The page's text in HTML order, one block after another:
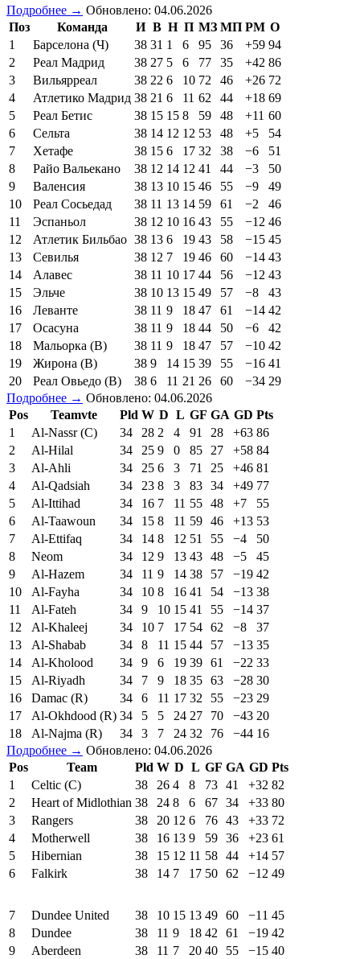
Подробнее → Обновлено: 04.06.2026
Поз
Команда И В Н П МЗ МП РМ О
1
Барселона (Ч) 38 31 1 6 95 36 +59 94
2
Реал Мадрид 38 27 5 6 77 35 +42 86
3
Вильярреал 38 22 6 10 72 46 +26 72
4
Атлетико Мадрид 38 21 6 11 62 44 +18 69
5
Реал Бетис 38 15 15 8 59 48 +11 60
6
Сельта 38 14 12 12 53 48 +5
54
7
Хетафе 38 15 6 17 32 38 −6
51
8
Райо Вальекано 38 12 14 12 41 44 −3
50
9
Валенсия 38 13 10 15 46 55 −9
49
10
Реал Сосьедад 38 11 13 14 59 61 −2
46
11
Эспаньол 38 12 10 16 43 55 −12 46
12
Атлетик Бильбао 38 13 6 19 43 58 −15 45
13
Севилья 38 12 7 19 46 60 −14 43
14
Алавес 38 11 10 17 44 56 −12 43
15
Эльче 38 10 13 15 49 57 −8
43
16
Леванте 38 11 9 18 47 61 −14 42
17
Осасуна 38 11 9 18 44 50 −6
42
18
Мальорка (В) 38 11 9 18 47 57 −10 42
19
Жирона (В) 38 9 14 15 39 55 −16 41
20
Реал Овьедо (В) 38 6 11 21 26 60 −34 29
Подробнее → Обновлено: 04.06.2026
Pos
Teamvte Pld W D L GF GA GD Pts
1
Al-Nassr (C) 34 28 2 4 91 28 +63 86
2
Al-Hilal 34 25 9 0 85 27 +58 84
3
Al-Ahli 34 25 6 3 71 25 +46 81
4
Al-Qadsiah 34 23 8 3 83 34 +49 77
5
Al-Ittihad 34 16 7 11 55 48 +7
55
6
Al-Taawoun 34 15 8 11 59 46 +13 53
7
Al-Ettifaq 34 14 8 12 51 55 −4
50
8
Neom 34 12 9 13 43 48 −5
45
9
Al-Hazem 34 11 9 14 38 57 −19 42
10
Al-Fayha 34 10 8 16 41 54 −13 38
11
Al-Fateh 34 9 10 15 41 55 −14 37
12
Al-Khaleej 34 10 7 17 54 62 −8
37
13
Al-Shabab 34 8 11 15 44 57 −13 35
14
Al-Kholood 34 9 6 19 39 61 −22 33
15
Al-Riyadh 34 7 9 18 35 63 −28 30
16
Damac (R) 34 6 11 17 32 55 −23 29
17
Al-Okhdood (R) 34 5 5 24 27 70 −43 20
18
Al-Najma (R) 34 3 7 24 32 76 −44 16
Подробнее → Обновлено: 04.06.2026
Pos
Team Pld W D L GF GA GD Pts
1
Celtic (C) 38 26 4 8 73 41 +32 82
2
Heart of Midlothian 38 24 8 6 67 34 +33 80
3
Rangers 38 20 12 6 76 43 +33 72
4
Motherwell 38 16 13 9 59 36 +23 61
5
Hibernian 38 15 12 11 58 44 +14 57
6
Falkirk 38 14 7 17 50 62 −12 49
7 Dundee United 38 10 15 13 49 60 −11 45
8
Dundee 38 11 9 18 42 61 −19 42
9
Aberdeen 38 11 7 20 40 55 −15 40